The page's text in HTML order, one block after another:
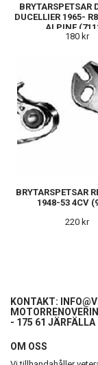
BRYTARSPETSAR
DUCELLIER 1965-
ALPINE
180 kr
BRYTARSPETSAR
1948-53 4CV
220 kr
KONTAKT:
- 175 61 JÄRFÄLLA
OM OSS